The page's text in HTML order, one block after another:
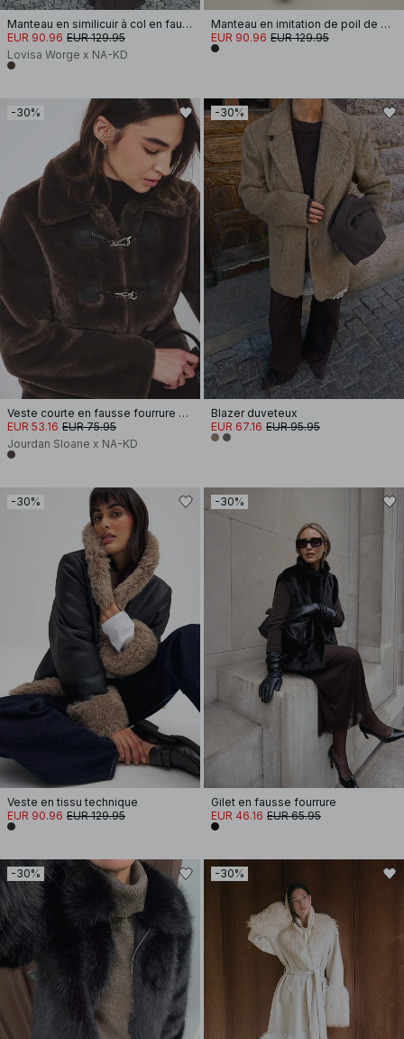
Manteau en similicuir à col en fausse fourrure
EUR 90.96 EUR 129.95
Lovisa Worge x NA-KD
Manteau en imitation de poil de poney
EUR 90.96 EUR 129.95
-30%
Veste courte en fausse fourrure boutonnée
EUR 53.16 EUR 75.95
Jourdan Sloane x NA-KD
-30%
Blazer duveteux
EUR 67.16 EUR 95.95
-30%
Veste en tissu technique
EUR 90.96 EUR 129.95
-30%
Gilet en fausse fourrure
EUR 46.16 EUR 65.95
-30% -30%